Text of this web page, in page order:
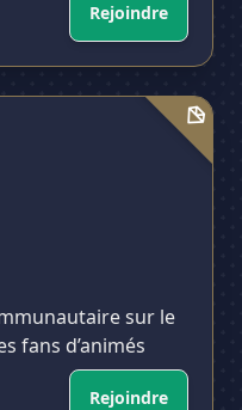
Rejoindre
sur le
fans d’animés
Rejoindre